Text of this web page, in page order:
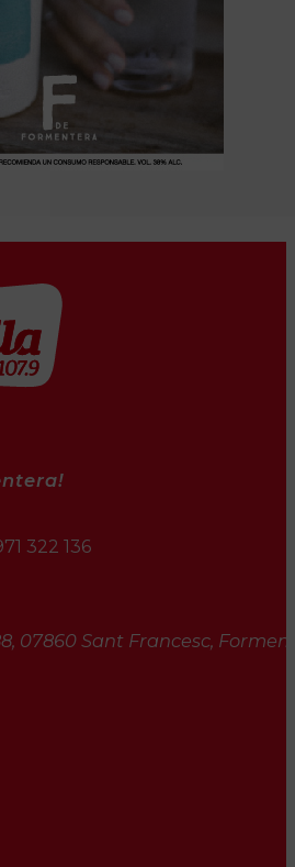
322 136
07860 Sant Francesc,